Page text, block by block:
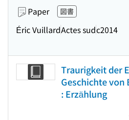
Paper 図書
Éric VuillardActes sudc2014
Traurigkeit der
Geschichte von
: Erzählung